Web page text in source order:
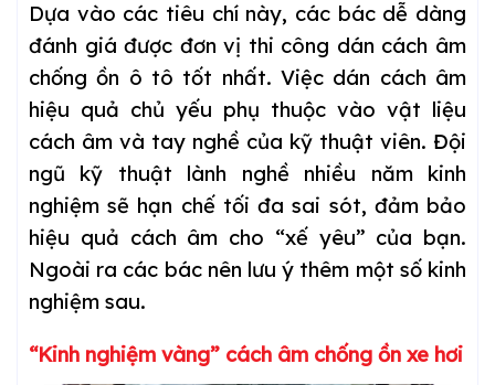
Dựa vào các tiêu chí này, các bác dễ dàng
đánh giá được đơn vị thi công dán cách âm
chống ồn ô tô tốt nhất. Việc dán cách âm
hiệu quả chủ yếu phụ thuộc vào vật liệu
cách âm và tay nghề của kỹ thuật viên. Đội
ngũ kỹ thuật lành nghề nhiều năm kinh
nghiệm sẽ hạn chế tối đa sai sót, đảm bảo
hiệu quả cách âm cho “xế yêu” của bạn.
Ngoài ra các bác nên lưu ý thêm một số kinh
nghiệm sau.
“Kinh nghiệm vàng” cách âm chống ồn xe hơi